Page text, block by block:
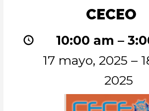
CECEO
10:00 am –
17 mayo, 2025 –
2025